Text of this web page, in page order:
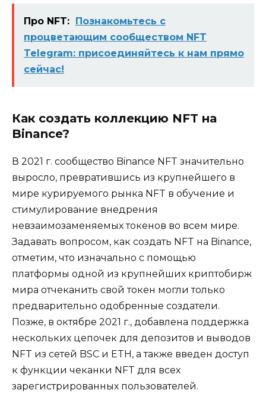
Про NFT:
Познакомьтесь с
процветающим сообществом NFT
Telegram: присоединяйтесь к нам прямо
сейчас!
Как создать коллекцию NFT на
Binance?
В 2021 г. сообщество Binance NFT значительно
выросло, превратившись из крупнейшего в
мире курируемого рынка NFT в обучение и
стимулирование внедрения
невзаимозаменяемых токенов во всем мире.
Задавать вопросом, как создать NFT на Binance,
отметим, что изначально с помощью
платформы одной из крупнейших криптобирж
мира отчеканить свой токен могли только
предварительно одобренные создатели.
Позже, в октябре 2021 г., добавлена поддержка
нескольких цепочек для депозитов и выводов
NFT из сетей BSC и ETH, а также введен доступ
к функции чеканки NFT для всех
зарегистрированных пользователей.